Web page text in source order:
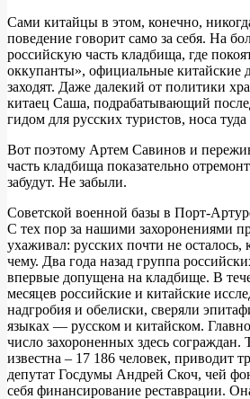
Сами китайцы в этом, конечно,
поведение говорит само за себя. На
российскую часть кладбища, где
оккупанты», официальные китайские
заходят. Даже далекий от политики
китаец Саша, подрабатывающий
гидом для русских туристов, носа туда
Вот поэтому Артем Савинов и
часть кладбища показательно
забудут. Не забыли.
Советской военной базы в Порт-
С тех пор за нашими захоронениями
ухаживал: русских почти не
чему. Два года назад группа
впервые допущена на кладбище. В
месяцев российские и китайские
надгробия и обелиски, сверяли
языках — русском и китайском.
число захороненных здесь сограждан.
известна – 17 186 человек, приводит
депутат Госдумы Андрей Скоч, чей
себя финансирование реставрации.